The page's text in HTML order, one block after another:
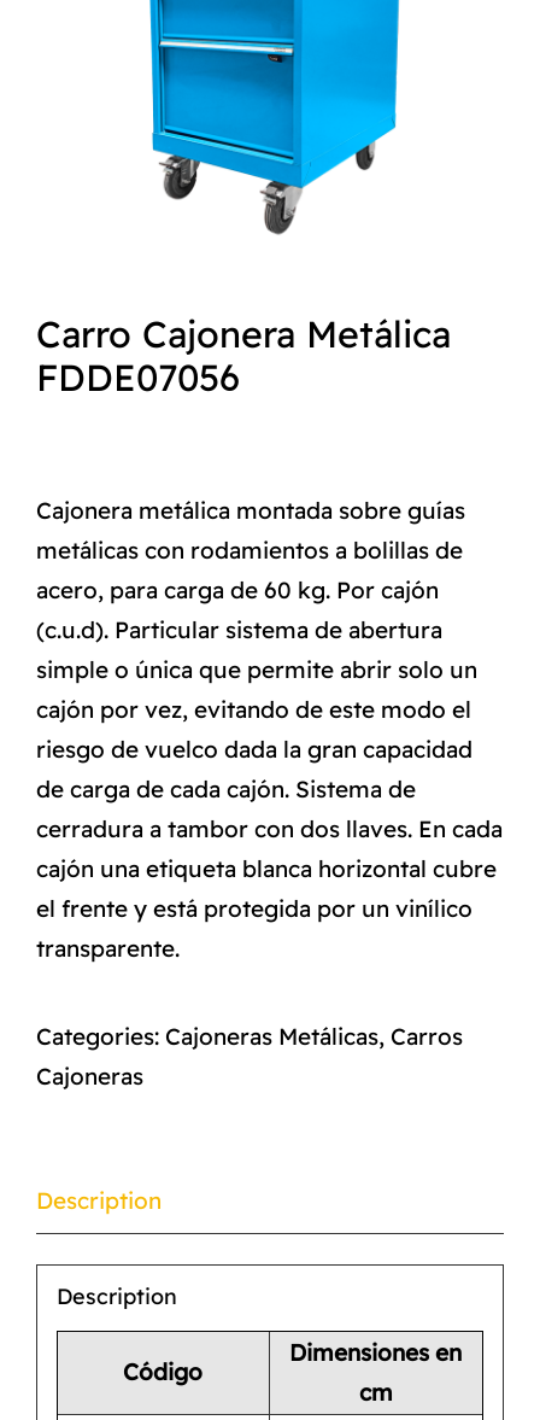
NORMAS ISO
Carro Cajonera Metálica
FDDE07056
Cajonera metálica montada sobre guías
metálicas con rodamientos a bolillas de
acero, para carga de 60 kg. Por cajón
(c.u.d). Particular sistema de abertura
simple o única que permite abrir solo un
cajón por vez, evitando de este modo el
riesgo de vuelco dada la gran capacidad
de carga de cada cajón. Sistema de
cerradura a tambor con dos llaves. En cada
cajón una etiqueta blanca horizontal cubre
el frente y está protegida por un vinílico
transparente.
Categories: Cajoneras Metálicas, Carros
Cajoneras
Description
Description
Código
Dimensiones en
cm